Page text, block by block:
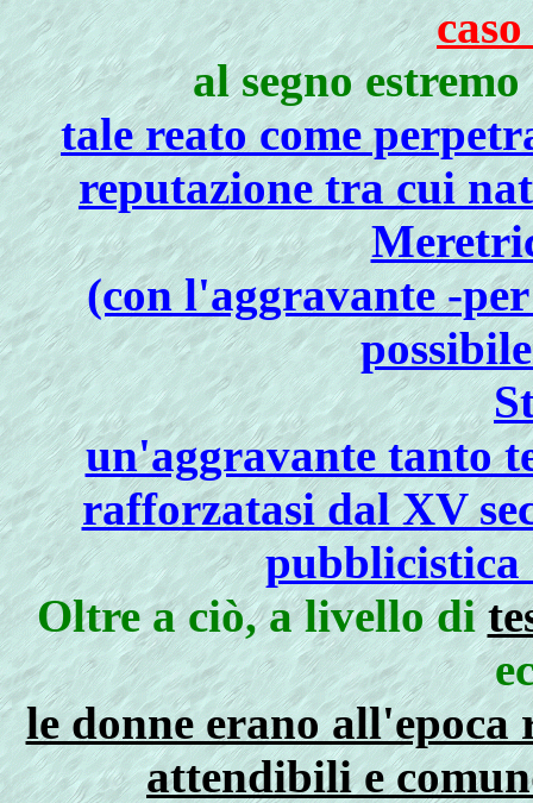
al segno
tale reato come
reputazione tra cui
(con l'aggravante -
un'aggravante tanto
rafforzatasi dal XV
Oltre a ciò, a livello di
le donne erano
attendibili e